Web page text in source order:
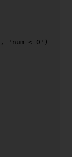
'num < 0' )